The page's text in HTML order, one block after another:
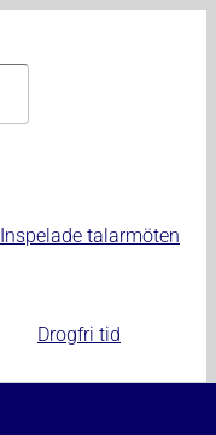
Inspelade talarmöten
Drogfri tid